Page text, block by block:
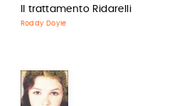
Il trattamento Ridarelli
Roddy Doyle